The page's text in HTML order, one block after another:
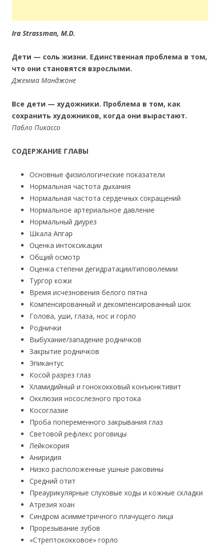
Ira Strassman, M.D.
Дети — соль жизни. Единственная проблема в том,
что они становятся взрослыми.
Джемма Манджоне
Все дети — художники. Проблема в том, как
сохранить художников, когда они вырастают.
Пабло Пикассо
СОДЕРЖАНИЕ ГЛАВЫ
Основные физиологические показатели
Нормальная частота дыхания
Нормальная частота сердечных сокращений
Нормальное артериальное давление
Нормальный диурез
Шкала Апгар
Оценка интоксикации
Общий осмотр
Оценка степени дегидратации/гиповолемии
Тургор кожи
Время исчезновения белого пятна
Компенсированный и декомпенсированный шок
Голова, уши, глаза, нос и горло
Роднички
Выбухание/западение родничков
Закрытие родничков
Эпикантус
Косой разрез глаз
Хламидийный и гонококковый конъюнктивит
Окклюзия носослезного протока
Косоглазие
Проба попеременного закрывания глаз
Световой рефлекс роговицы
Лейкокория
Аниридия
Низко расположенные ушные раковины
Средний отит
Преаурикулярные слуховые ходы и кожные складки
Атрезия хоан
Синдром асимметричного плачущего лица
Прорезывание зубов
«Стрептококковое» горло